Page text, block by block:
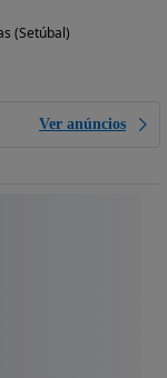
(Setúbal)
Ver anúncios